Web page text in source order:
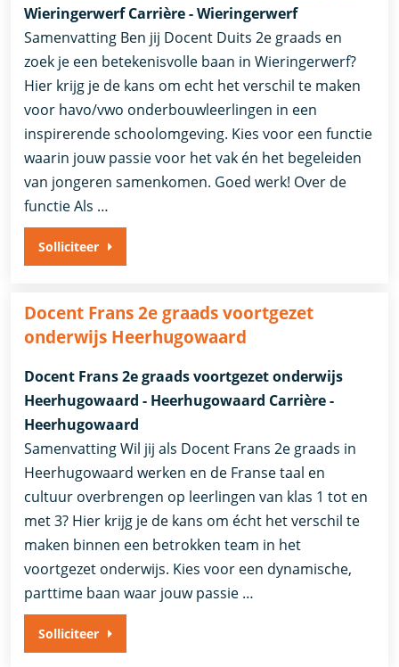
Wieringerwerf Carrière - Wieringerwerf
Samenvatting Ben jij Docent Duits 2e graads en
zoek je een betekenisvolle baan in Wieringerwerf?
Hier krijg je de kans om echt het verschil te maken
voor havo/vwo onderbouwleerlingen in een
inspirerende schoolomgeving. Kies voor een functie
waarin jouw passie voor het vak én het begeleiden
van jongeren samenkomen. Goed werk! Over de
functie Als …
Solliciteer
Docent Frans 2e graads voortgezet
onderwijs Heerhugowaard
Docent Frans 2e graads voortgezet onderwijs
Heerhugowaard - Heerhugowaard Carrière -
Heerhugowaard
Samenvatting Wil jij als Docent Frans 2e graads in
Heerhugowaard werken en de Franse taal en
cultuur overbrengen op leerlingen van klas 1 tot en
met 3? Hier krijg je de kans om écht het verschil te
maken binnen een betrokken team in het
voortgezet onderwijs. Kies voor een dynamische,
parttime baan waar jouw passie …
Solliciteer